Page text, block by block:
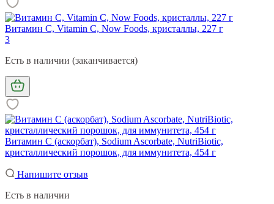
Витамин С, Vitamin C, Now Foods, кристаллы, 227 г
3
Есть в наличии (заканчивается)
Витамин С (аскорбат), Sodium Ascorbate, NutriBiotic,
кристаллический порошок, для иммунитета, 454 г
Напишите отзыв
Есть в наличии